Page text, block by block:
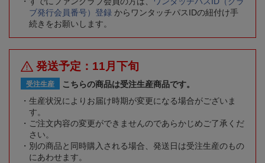
ブ発行会員番号）登録 からワンタッチパスIDの紐付け手
続きをお願いします。
発送予定：11月下旬
受注生産
こちらの商品は受注生産商品です。
生産状況によりお届け時期が変更になる場合がございま
す。
ご注文内容の変更ができませんのであらかじめご了承くだ
さい。
別の商品と同時購入される場合、発送日は受注生産のもの
にあわせます。